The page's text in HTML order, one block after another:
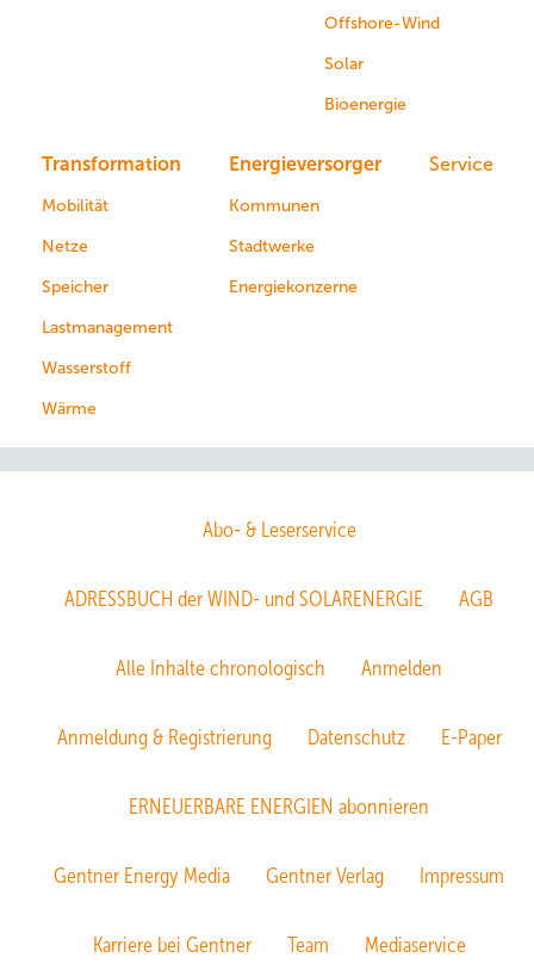
Offshore-Wind
Solar
Bioenergie
Transformation
Mobilität
Netze
Speicher
Lastmanagement
Wasserstoff
Wärme
Energieversorger
Kommunen
Stadtwerke
Energiekonzerne
Service
Abo- & Leserservice
ADRESSBUCH der WIND- und SOLARENERGIE AGB
Alle Inhalte chronologisch Anmelden
Anmeldung & Registrierung Datenschutz E-Paper
ERNEUERBARE ENERGIEN abonnieren
Gentner Energy Media Gentner Verlag Impressum
Karriere bei Gentner Team Mediaservice